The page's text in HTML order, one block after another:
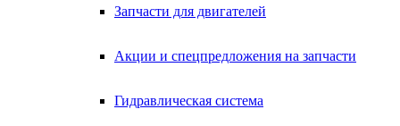
Запчасти для двигателей
Акции и спецпредложения на запчасти
Гидравлическая система